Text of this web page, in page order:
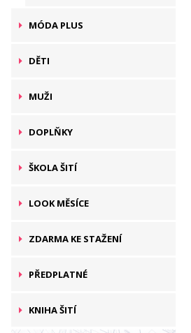
MÓDA PLUS
DĚTI
MUŽI
DOPLŇKY
ŠKOLA ŠITÍ
LOOK MĚSÍCE
ZDARMA KE STAŽENÍ
PŘEDPLATNÉ
KNIHA ŠITÍ